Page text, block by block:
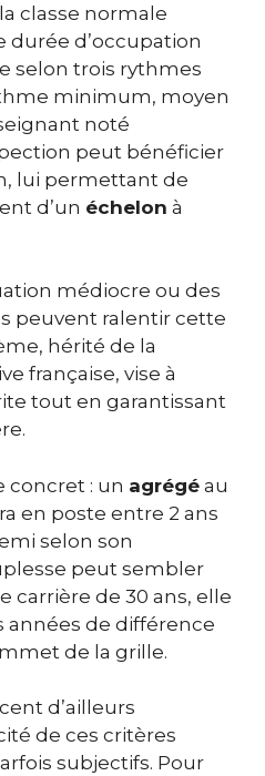
classe normale
durée d’occupation
selon trois rythmes
minimum, moyen
noté
peut bénéficier
lui permettant de
d’un échelon à
médiocre ou des
peuvent ralentir cette
hérité de la
française, vise à
tout en garantissant
concret : un agrégé au
en poste entre 2 ans
selon son
peut sembler
carrière de 30 ans, elle
de différence
de la grille.
d’ailleurs
de ces critères
subjectifs. Pour